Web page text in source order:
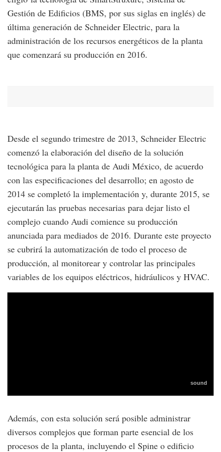
Gestión de Edificios (BMS, por sus siglas en inglés) de
última generación de Schneider Electric, para la
administración de los recursos energéticos de la planta
que comenzará su producción en 2016.
Desde el segundo trimestre de 2013, Schneider Electric
comenzó la elaboración del diseño de la solución
tecnológica para la planta de Audi México, de acuerdo
con las especificaciones del desarrollo; en agosto de
2014 se completó la implementación y, durante 2015, se
ejecutarán las pruebas necesarias para dejar listo el
complejo cuando Audi comience su producción
anunciada para mediados de 2016. Durante este proyecto
se cubrirá la automatización de todo el proceso de
producción, al monitorear y controlar las principales
variables de los equipos eléctricos, hidráulicos y HVAC.
Además, con esta solución será posible administrar
diversos complejos que forman parte esencial de los
procesos de la planta, incluyendo el Spine o edificio